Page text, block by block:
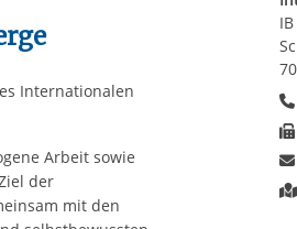
Internationalen
Arbeit sowie
der
mit den